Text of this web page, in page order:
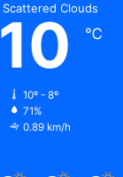
Scattered Clouds
10 ℃
10º - 8º
71%
0.89 km/h